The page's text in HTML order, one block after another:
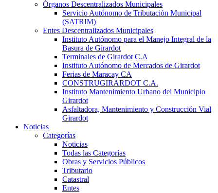
Órganos Descentralizados Municipales
Servicio Autónomo de Tributación Municipal
(SATRIM)
Entes Descentralizados Municipales
Instituto Autónomo para el Manejo Integral de la
Basura de Girardot
Terminales de Girardot C.A
Instituto Autónomo de Mercados de Girardot
Ferias de Maracay CA
CONSTRUGIRARDOT C.A.
Instituto Mantenimiento Urbano del Municipio
Girardot
Asfaltadora, Mantenimiento y Construcción Vial
Girardot
Noticias
Categorías
Noticias
Todas las Categorías
Obras y Servicios Públicos
Tributario
Catastral
Entes